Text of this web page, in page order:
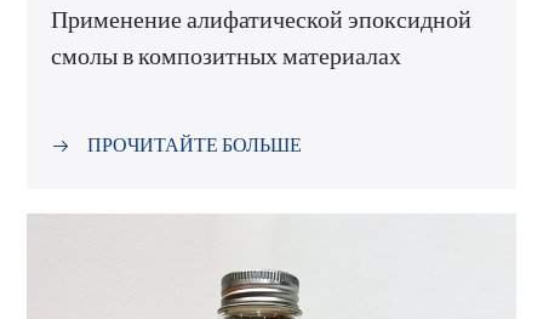
Применение алифатической эпоксидной
смолы в композитных материалах
 ПРОЧИТАЙТЕ БОЛЬШЕ